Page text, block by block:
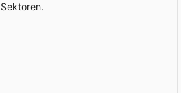
Sektoren.